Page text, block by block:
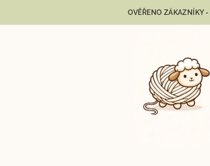
OVĚŘENO ZÁKAZNÍKY -